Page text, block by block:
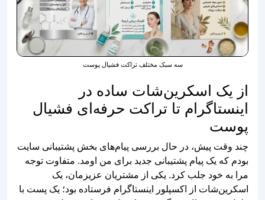
سه سبک مختلف تراکت فشیال پوست
از یک اسکرین‌شات ساده در
اینستاگرام تا تراکت حرفه‌ای فشیال
پوست
چند وقت پیش، در حال بررسی پیام‌های بخش پشتیبانی سایت
بودم که یک پیام پشتیبانی جدید برای من اومد. متفاوت توجه
مرا به خود جلب کرد. یکی از مشتریان عزیزمان، یک
اسکرین‌شات از اکسپلور اینستاگرام فرستاده بود؛ یک پست با